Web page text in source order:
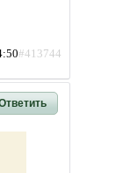
#413744